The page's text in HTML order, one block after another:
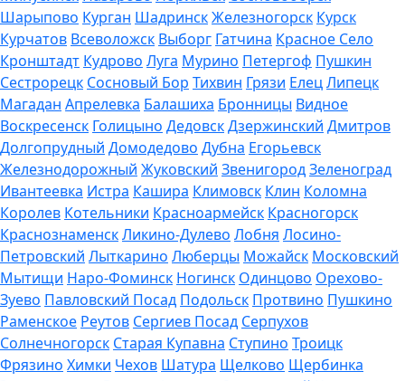
Шарыпово Курган ШадринскЖелезногорск Курск
Курчатов Всеволожск Выборг Гатчина Красное Село
Кронштадт Кудрово Луга Мурино Петергоф Пушкин
Сестрорецк Сосновый Бор Тихвин Грязи ЕлецЛипецк
Магадан Апрелевка Балашиха Бронницы Видное
Воскресенск Голицыно ДедовскДзержинский Дмитров
Долгопрудный Домодедово Дубна Егорьевск
Железнодорожный Жуковский ЗвенигородЗеленоград
Ивантеевка Истра Кашира Климовск Клин Коломна
Королев Котельники Красноармейск Красногорск
КраснознаменскЛикино-Дулево Лобня Лосино-
Петровский Лыткарино Люберцы Можайск Московский
Мытищи Наро-Фоминск Ногинск Одинцово Орехово-
Зуево Павловский Посад Подольск Протвино Пушкино
Раменское Реутов Сергиев Посад Серпухов
Солнечногорск Старая Купавна Ступино Троицк
Фрязино Химки Чехов Шатура Щелково Щербинка